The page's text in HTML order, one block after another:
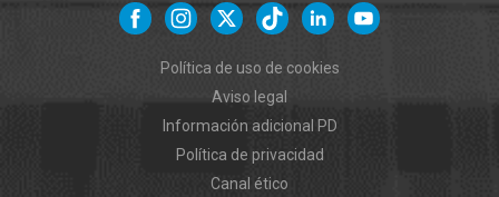
Política de uso de cookies
Aviso legal
Información adicional PD
Política de privacidad
Canal ético